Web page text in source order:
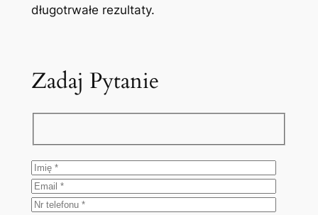
długotrwałe rezultaty.
Zadaj Pytanie